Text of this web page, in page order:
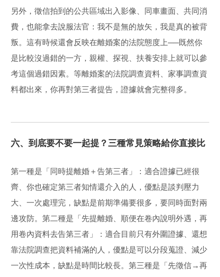
另外，徵信拍到的公共區域出入影像、同車畫面、共同消
費，也能拿去說服法官：我不是無的放矢，我是真的被背
叛。這有時候還會反映在離婚案的法院態度上──既然你
是比較沒過錯的一方，親權、探視、扶養安排上就可以參
考這個過錯因素。等離婚案的法院調查資料、家事調查資
料都出來，你再對第三者提告，證據就會完整得多。
六、到底要不要一起提？三種常見策略給你直接比
第一種是「同時提離婚＋告第三者」：適合證據已經很
齊、你也確定第三者知情還介入的人，優點是談判壓力
大、一次處理完，缺點是前期準備要很多，要同時面對兩
邊攻防。第二種是「先提離婚、順便在卷內說明外遇，再
用卷內資料去告第三者」：適合目前只有外圍證據、還想
靠法院調查把資料補滿的人，優點是可以分段蒐證、減少
一次性成本，缺點是時間比較長。第三種是「先徵信→再